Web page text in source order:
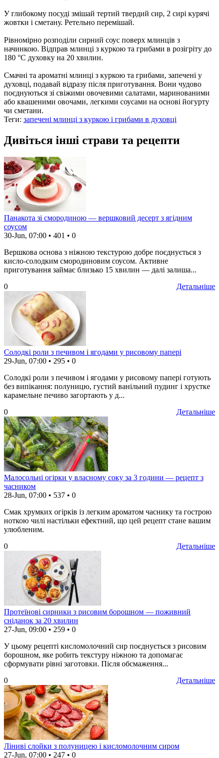
У глибокому посуді змішай тертий твердий сир, 2 сирі курячі
жовтки і сметану. Ретельно перемішай.
Рівномірно розподіли сирний соус поверх млинців з
начинкою. Відправ млинці з куркою та грибами в розігріту до
180 °C духовку на 20 хвилин.
Смачні та ароматні млинці з куркою та грибами, запечені у
духовці, подавай відразу після приготування. Вони чудово
поєднуються зі свіжими овочевими салатами, маринованими
або квашеними овочами, легкими соусами на основі йогурту
чи сметани.
Теги: запечені млинці з куркою і грибами в духовці
Дивіться інші страви та рецепти
Панакота зі смородиною — вершковий десерт з ягідним
соусом
30-Jun, 07:00 • 401 • 0
Вершкова основа з ніжною текстурою добре поєднується з
кисло-солодким смородиновим соусом. Активне
приготування займає близько 15 хвилин — далі залиша...
Детальніше
0
Солодкі роли з печивом і ягодами у рисовому папері
29-Jun, 07:00 • 295 • 0
Солодкі роли з печивом і ягодами у рисовому папері готують
без випікання: полуницю, густий ванільний пудинг і хрустке
карамельне печиво загортають у д...
Детальніше
0
Малосольні огірки у власному соку за 3 години — рецепт з
часником
28-Jun, 07:00 • 537 • 0
Смак хрумких огірків із легким ароматом часнику та гострою
ноткою чилі настільки ефектний, що цей рецепт стане вашим
улюбленим.
Детальніше
0
Протеїнові сирники з рисовим борошном — поживний
сніданок за 20 хвилин
27-Jun, 09:00 • 259 • 0
У цьому рецепті кисломолочний сир поєднується з рисовим
борошном, яке робить текстуру ніжною та допомагає
сформувати рівні заготовки. Після обсмаження...
Детальніше
0
Ліниві слойки з полуницею і кисломолочним сиром
27-Jun, 07:00 • 247 • 0